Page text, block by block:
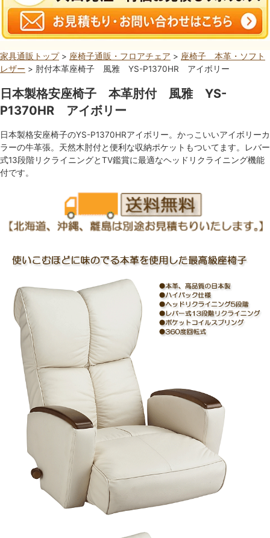
家具通販トップ> 座椅子通販・フロアチェア > 座椅子 本革・ソフト
レザー > 肘付本革座椅子 風雅 YS-P1370HR アイボリー
日本製格安座椅子 本革肘付 風雅 YS-
P1370HR アイボリー
日本製格安座椅子のYS-P1370HRアイボリー。かっこいいアイボリーカ
ラーの牛革張。天然木肘付と便利な収納ポケットもついてます。レバー
式13段階リクライニングとTV鑑賞に最適なヘッドリクライニング機能
付です。